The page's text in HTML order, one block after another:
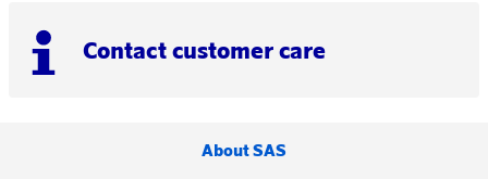
Contact customer care
About SAS